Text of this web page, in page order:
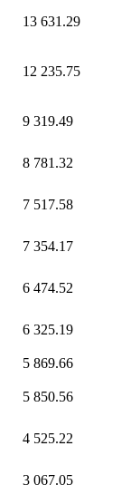
13 631.29
12 235.75
9 319.49
8 781.32
7 517.58
7 354.17
6 474.52
6 325.19
5 869.66
5 850.56
4 525.22
3 067.05